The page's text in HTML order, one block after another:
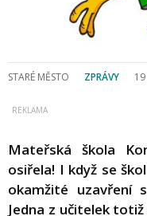
STARÉ MĚSTO ZPRÁVY
Mateřská škola
osiřela! I když se
okamžité uzavření
Jedna z učitelek